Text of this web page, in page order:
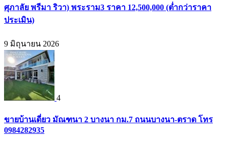
ศุภาลัย พรีมา ริวา) พระราม3 ราคา 12,500,000 (ต่ำกว่าราคา
ประเมิน)
9 มิถุนายน 2026
4
ขายบ้านเดี่ยว มัณฑนา 2 บางนา กม.7 ถนนบางนา-ตราด โทร
0984282935